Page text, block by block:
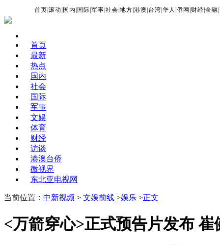
首页 |滚动 国内 国际 |军事 |社会 |地方 |港澳 台湾 |华人 |侨网 财经 |金融 |
首页
最新
热点
国内
社会
国际
军事
文娱
体育
财经
访谈
港澳台侨
微视界
东北亚电视网
当前位置： 中新视频 > 文娱前线 >娱乐 >正文
<万箭穿心>正式预告片发布 崔